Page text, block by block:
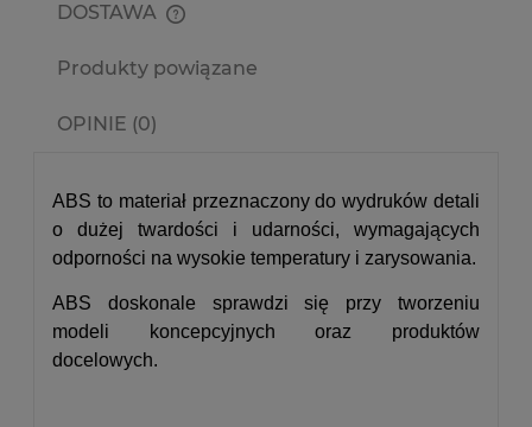
DOSTAWA
Produkty powiązane
OPINIE (0)
ABS to materiał przeznaczony do wydruków detali
o dużej twardości i udarności, wymagających
odporności na wysokie temperatury i zarysowania.
ABS doskonale sprawdzi się przy tworzeniu
modeli koncepcyjnych oraz produktów
docelowych.